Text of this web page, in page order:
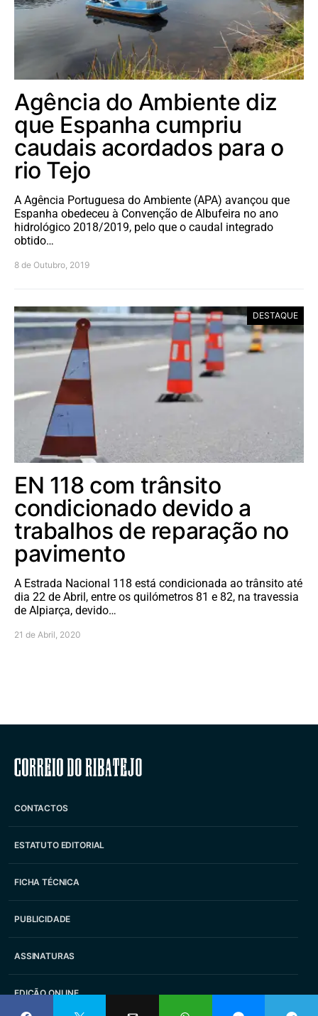
Agência do Ambiente diz
que Espanha cumpriu
caudais acordados para o
rio Tejo
A Agência Portuguesa do Ambiente (APA) avançou que
Espanha obedeceu à Convenção de Albufeira no ano
hidrológico 2018/2019, pelo que o caudal integrado
obtido…
8 de Outubro, 2019
DESTAQUE
EN 118 com trânsito
condicionado devido a
trabalhos de reparação no
pavimento
A Estrada Nacional 118 está condicionada ao trânsito até
dia 22 de Abril, entre os quilómetros 81 e 82, na travessia
de Alpiarça, devido…
21 de Abril, 2020
Correio do Ribatejo
CONTACTOS
ESTATUTO EDITORIAL
FICHA TÉCNICA
PUBLICIDADE
ASSINATURAS
EDIÇÃO ONLINE